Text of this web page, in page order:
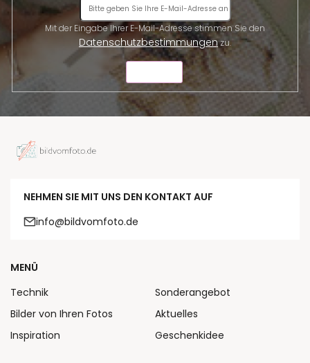
Datenschutzbestimmungenzu.
NEHMEN SIE MIT UNS DEN KONTAKT AUF
info@bildvomfoto.de
MENÜ
Technik
Bilder von Ihren Fotos
Inspiration
Sonderangebot
Aktuelles
Geschenkidee